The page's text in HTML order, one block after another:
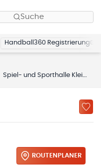
Suche
Handball360 Registrierung
Spiel- und Sporthalle Kleinblittersdorf
ROUTENPLANER